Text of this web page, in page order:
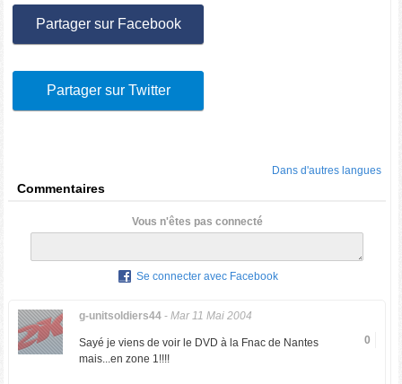
Partager sur Facebook
Partager sur Twitter
Dans d'autres langues
Commentaires
Vous n'êtes pas connecté
Se connecter avec Facebook
g-unitsoldiers44- Mar 11 Mai 2004
0
Sayé je viens de voir le DVD à la Fnac de Nantes
mais...en zone 1!!!!